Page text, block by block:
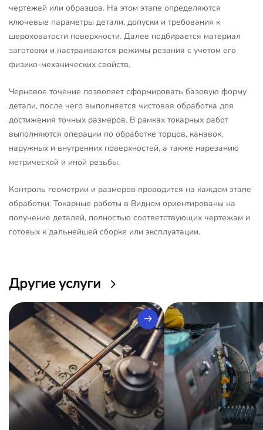
чертежей или образцов. На этом этапе определяются
ключевые параметры детали, допуски и требования к
шероховатости поверхности. Далее подбирается материал
заготовки и настраиваются режимы резания с учетом его
физико-механических свойств.
Черновое точение позволяет сформировать базовую форму
детали, после чего выполняется чистовая обработка для
достижения точных размеров. В рамках токарных работ
выполняются операции по обработке торцов, канавок,
наружных и внутренних поверхностей, а также нарезанию
метрической и иной резьбы.
Контроль геометрии и размеров проводится на каждом этапе
обработки. Токарные работы в Видном ориентированы на
получение деталей, полностью соответствующих чертежам и
готовых к дальнейшей сборке или эксплуатации.
Другие услуги